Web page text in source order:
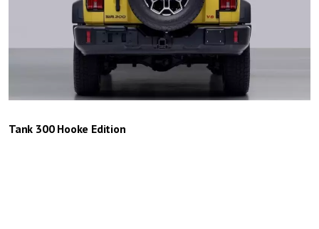
Tank 300 Hooke Edition